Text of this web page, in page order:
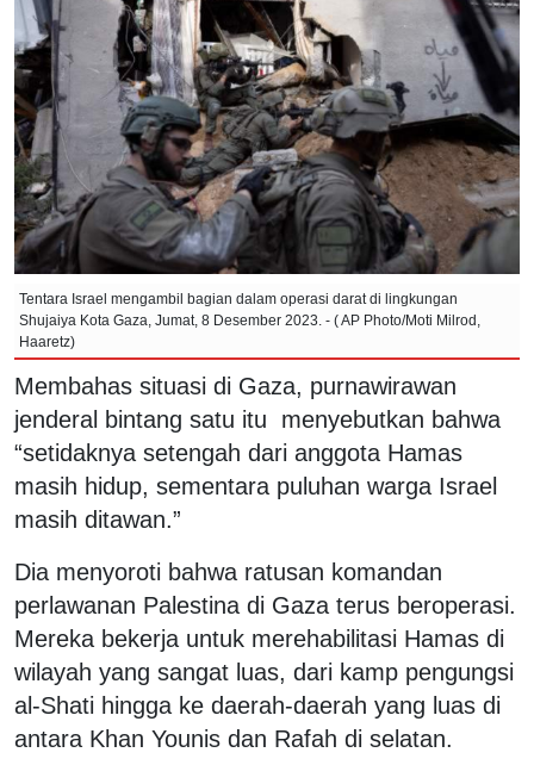
Tentara Israel mengambil bagian dalam operasi darat di lingkungan
Shujaiya Kota Gaza, Jumat, 8 Desember 2023. - ( AP Photo/Moti Milrod,
Haaretz)
Membahas situasi di Gaza, purnawirawan
jenderal bintang satu itu menyebutkan bahwa
“setidaknya setengah dari anggota Hamas
masih hidup, sementara puluhan warga Israel
masih ditawan.”
Dia menyoroti bahwa ratusan komandan
perlawanan Palestina di Gaza terus beroperasi.
Mereka bekerja untuk merehabilitasi Hamas di
wilayah yang sangat luas, dari kamp pengungsi
al-Shati hingga ke daerah-daerah yang luas di
antara Khan Younis dan Rafah di selatan.